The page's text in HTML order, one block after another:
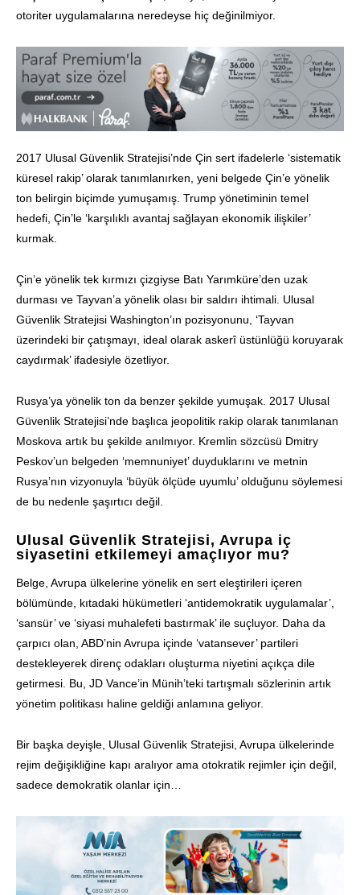
otoriter uygulamalarına neredeyse hiç değinilmiyor.
2017 Ulusal Güvenlik Stratejisi’nde Çin sert ifadelerle ‘sistematik
küresel rakip’ olarak tanımlanırken, yeni belgede Çin’e yönelik
ton belirgin biçimde yumuşamış. Trump yönetiminin temel
hedefi, Çin’le ‘karşılıklı avantaj sağlayan ekonomik ilişkiler’
kurmak.
Çin’e yönelik tek kırmızı çizgiyse Batı Yarımküre’den uzak
durması ve Tayvan’a yönelik olası bir saldırı ihtimali. Ulusal
Güvenlik Stratejisi Washington’ın pozisyonunu, ‘Tayvan
üzerindeki bir çatışmayı, ideal olarak askerî üstünlüğü koruyarak
caydırmak’ ifadesiyle özetliyor.
Rusya’ya yönelik ton da benzer şekilde yumuşak. 2017 Ulusal
Güvenlik Stratejisi’nde başlıca jeopolitik rakip olarak tanımlanan
Moskova artık bu şekilde anılmıyor. Kremlin sözcüsü Dmitry
Peskov’un belgeden ‘memnuniyet’ duyduklarını ve metnin
Rusya’nın vizyonuyla ‘büyük ölçüde uyumlu’ olduğunu söylemesi
de bu nedenle şaşırtıcı değil.
Ulusal Güvenlik Stratejisi, Avrupa iç
siyasetini etkilemeyi amaçlıyor mu?
Belge, Avrupa ülkelerine yönelik en sert eleştirileri içeren
bölümünde, kıtadaki hükümetleri ‘antidemokratik uygulamalar’,
‘sansür’ ve ‘siyasi muhalefeti bastırmak’ ile suçluyor. Daha da
çarpıcı olan, ABD’nin Avrupa içinde ‘vatansever’ partileri
destekleyerek direnç odakları oluşturma niyetini açıkça dile
getirmesi. Bu, JD Vance’in Münih’teki tartışmalı sözlerinin artık
yönetim politikası haline geldiği anlamına geliyor.
Bir başka deyişle, Ulusal Güvenlik Stratejisi, Avrupa ülkelerinde
rejim değişikliğine kapı aralıyor ama otokratik rejimler için değil,
sadece demokratik olanlar için…